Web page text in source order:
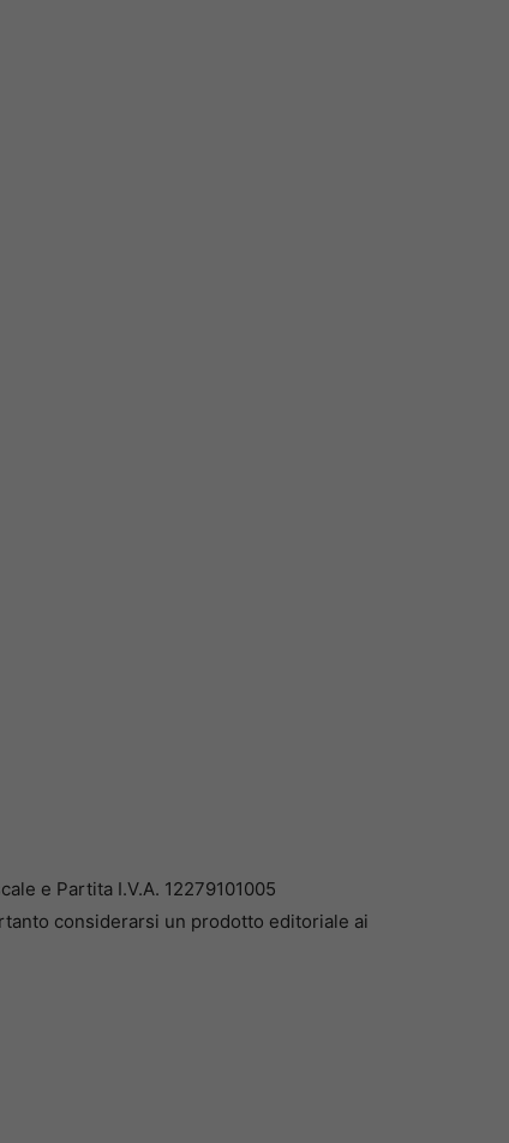
e Partita I.V.A. 12279101005
considerarsi un prodotto editoriale ai